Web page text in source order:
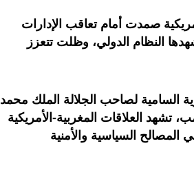
صمدت أمام تعاقب الإدارات
النظام الدولي، وظلت تتعزز
السامية لصاحب الجلالة الملك محمد
تشهد العلاقات المغربية-الأمريكية
المصالح السياسية والأمنية